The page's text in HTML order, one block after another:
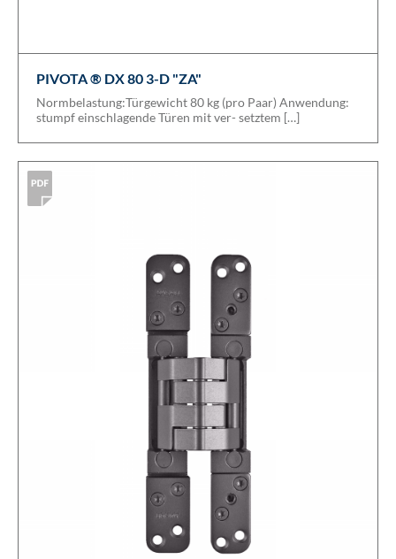
PIVOTA ® DX 80 3-D "ZA"
Normbelastung:Türgewicht 80 kg (pro Paar) Anwendung:
stumpf einschlagende Türen mit ver- setztem […]